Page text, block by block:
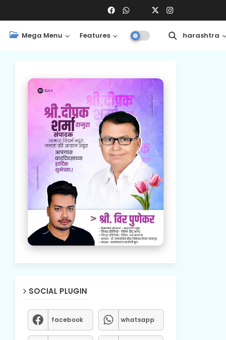
Mega Menu Features Central Maharashtra
SOCIAL PLUGIN
facebook whatsapp